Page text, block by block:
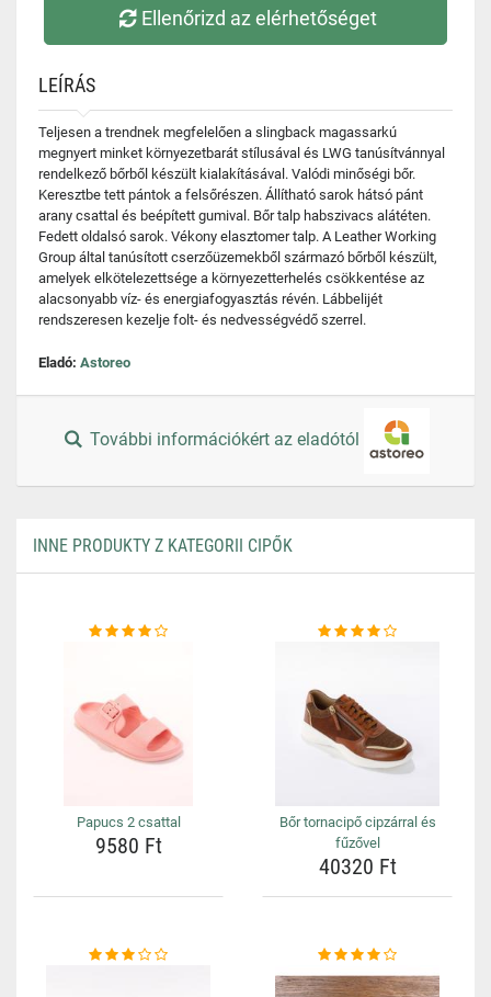
Ellenőrizd az elérhetőséget
LEÍRÁS
Teljesen a trendnek megfelelően a slingback magassarkú
megnyert minket környezetbarát stílusával és LWG tanúsítvánnyal
rendelkező bőrből készült kialakításával. Valódi minőségi bőr.
Keresztbe tett pántok a felsőrészen. Állítható sarok hátsó pánt
arany csattal és beépített gumival. Bőr talp habszivacs alátéten.
Fedett oldalsó sarok. Vékony elasztomer talp. A Leather Working
Group által tanúsított cserzőüzemekből származó bőrből készült,
amelyek elkötelezettsége a környezetterhelés csökkentése az
alacsonyabb víz- és energiafogyasztás révén. Lábbelijét
rendszeresen kezelje folt- és nedvességvédő szerrel.
Eladó: Astoreo
További információkért az eladótól
INNE PRODUKTY Z KATEGORII CIPŐK
Papucs 2 csattal
9580 Ft
Bőr tornacipő cipzárral és
fűzővel
40320 Ft